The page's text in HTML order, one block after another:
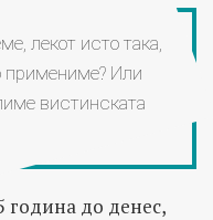
лекот исто така,
примениме? Или
вистинската
година до денес,